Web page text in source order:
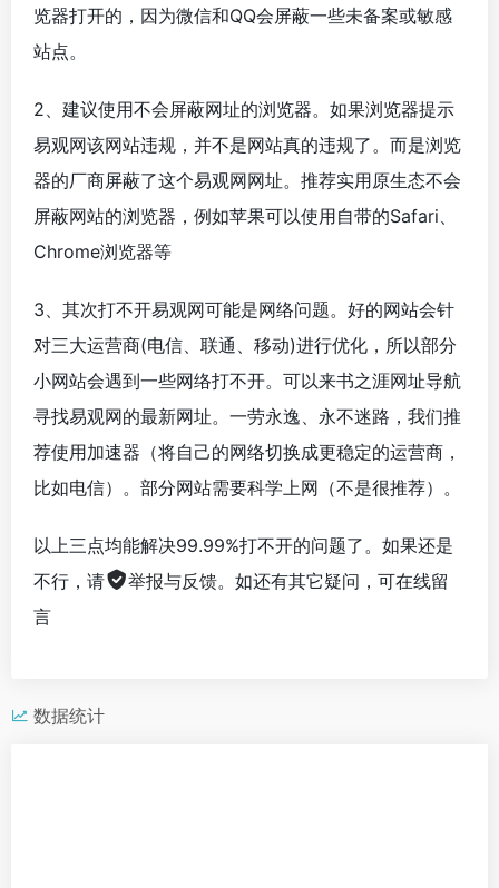
览器打开的，因为微信和QQ会屏蔽一些未备案或敏感
站点。
2、建议使用不会屏蔽网址的浏览器。如果浏览器提示
易观网该网站违规，并不是网站真的违规了。而是浏览
器的厂商屏蔽了这个易观网网址。推荐实用原生态不会
屏蔽网站的浏览器，例如苹果可以使用自带的Safari、
Chrome浏览器等
3、其次打不开易观网可能是网络问题。好的网站会针
对三大运营商(电信、联通、移动)进行优化，所以部分
小网站会遇到一些网络打不开。可以来书之涯网址导航
寻找易观网的最新网址。一劳永逸、永不迷路，我们推
荐使用加速器（将自己的网络切换成更稳定的运营商，
比如电信）。部分网站需要科学上网（不是很推荐）。
以上三点均能解决99.99%打不开的问题了。如果还是
不行，请
举报与反馈。如还有其它疑问，可在线留
言
数据统计